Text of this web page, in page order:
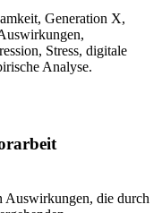
Generation X,
Stress, digitale
Analyse.
Auswirkungen, die durch